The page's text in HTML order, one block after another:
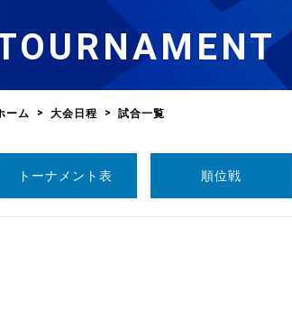
大会・試合
男子ナショナルチーム選
卓球の基本的なルール
協会会員登録
卓球協会のミッション
国際交流届申込みフォーム
ーム 大会日程 試合一覧
トーナメント表 順位戦